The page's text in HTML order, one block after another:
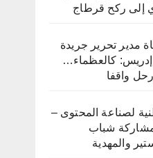
إلى ركح قرطاج
15 لوفاة مدير تحرير جريدة
إدريس: كالعظماء…
واقفا
لصناعة المحتوى –
شباب
والمهدية